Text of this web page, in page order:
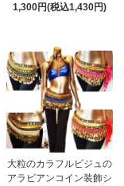
1,300円(税込1,430円)
大粒のカラフルビジュの
アラビアンコイン装飾シ